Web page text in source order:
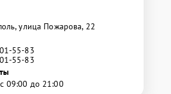
улица Пожарова, 22
55-83
55-83
09:00 до 21:00